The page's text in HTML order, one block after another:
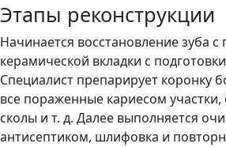
Этапы реконструкции
Начинается восстановление зуба
керамической вкладки с
Специалист препарирует коронку
все пораженные кариесом участки,
сколы и т. д. Далее выполняется
антисептиком, шлифовка и